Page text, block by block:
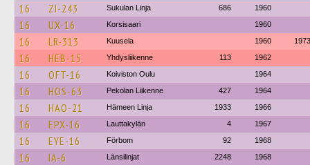
16 ZI-243 Sukulan Linja 686 1960
16 UX-16 Korsisaari 1960
16 LR-313 Kuusela 1960 1973
16 HEB-15 Yhdysliikenne 113 1962
16 OFT-16 Koiviston Oulu 1964
16 HOS-63 Pekolan Liikenne 427 1964
16 HAO-21 Hämeen Linja 1933 1966
16 EPX-16 Lauttakylän 4 1967
16 EYE-16 Förbom 92 1968
16 IA-6 Länsilinjat 2248 1968